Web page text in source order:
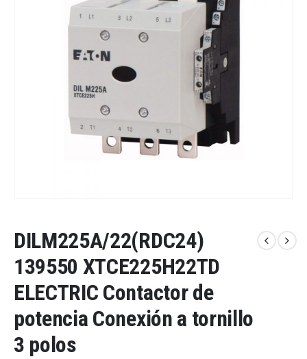
DILM225A/22(RDC24)
139550 XTCE225H22TD
ELECTRIC Contactor de
potencia Conexión a tornillo
3 polos